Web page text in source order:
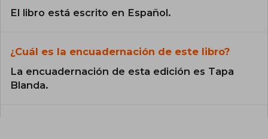
El libro está escrito en Español.
¿Cuál es la encuadernación de este libro?
La encuadernación de esta edición es Tapa
Blanda.